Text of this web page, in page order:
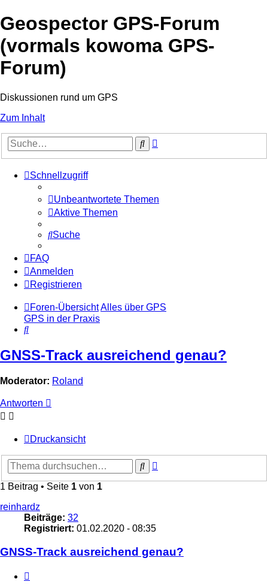
Geospector GPS-Forum
(vormals kowoma GPS-
Forum)
Diskussionen rund um GPS
Zum Inhalt
Suche
Schnellzugriff
Unbeantwortete Themen
Aktive Themen
Suche
FAQ
Anmelden
Registrieren
Foren-ÜbersichtAlles über GPS
GPS in der Praxis
Suche
GNSS-Track ausreichend genau?
Moderator: Roland
Antworten
Druckansicht
Suche
1 Beitrag • Seite 1 von 1
reinhardz
Beiträge: 32
Registriert: 01.02.2020 - 08:35
GNSS-Track ausreichend genau?